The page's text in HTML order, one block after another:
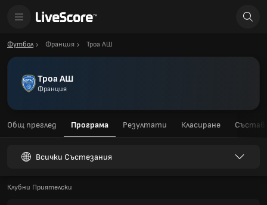
Футбол Франция Троа АШ
Троа АШ
Франция
Общ преглед Програма Резултати Класиране Състав
Всички Състезания
Клубни Приятелски